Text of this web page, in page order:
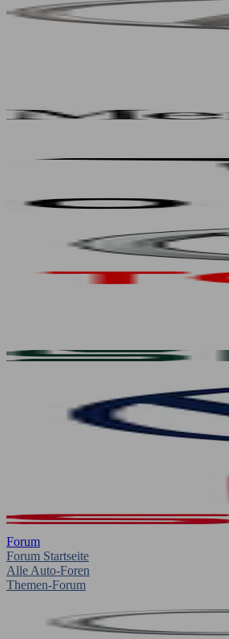
Forum
Forum Startseite
Alle Auto-Foren
Themen-Forum